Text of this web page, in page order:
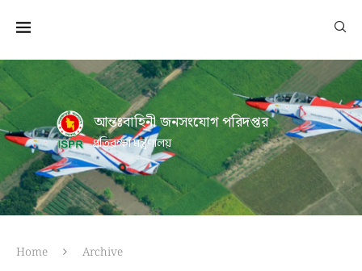
আন্তঃবাহিনী জনসংযোগ পরিদপ্তর
প্রতিরক্ষা মন্ত্রণালয়
Home Archive